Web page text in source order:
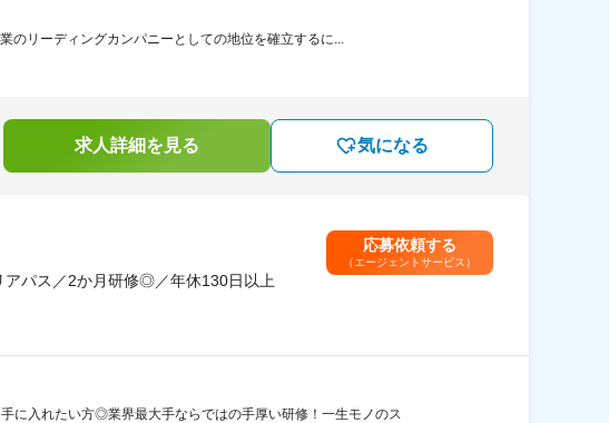
のリーディングカンパニーとしての地位を確立するに...
求人詳細を見る 気になる
アパス／2か月研修◎／年休130日以上
応募依頼する
（エージェントサービス）
に入れたい方◎業界最大手ならではの手厚い研修！一生モノのス